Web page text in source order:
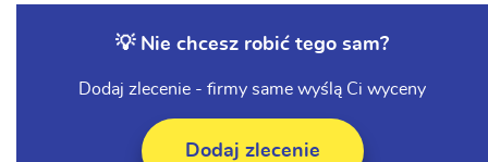
💡 Nie chcesz robić tego sam?
Dodaj zlecenie - firmy same wyślą Ci wyceny
Dodaj zlecenie